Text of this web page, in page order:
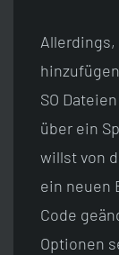
SO
über ein
willst von
ein neuen
Code
Optionen